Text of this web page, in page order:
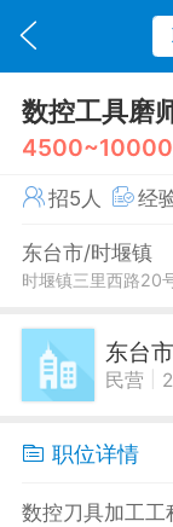
数控工具磨
4500~10000
招5人 经
东台市/时堰镇
时堰镇三里西路20
东台
民营
职位详情
数控刀具加工工